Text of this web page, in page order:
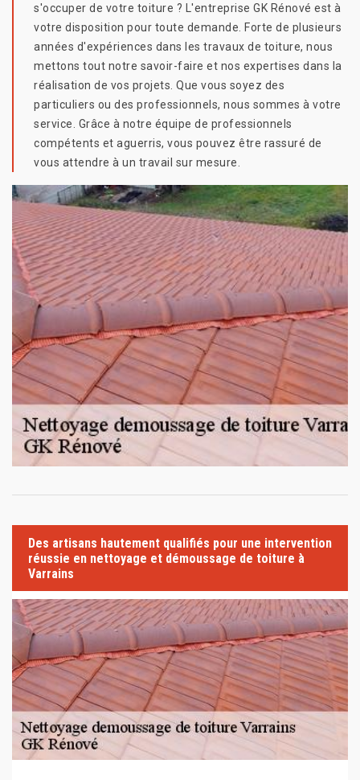
s'occuper de votre toiture ? L'entreprise GK Rénové est à
votre disposition pour toute demande. Forte de plusieurs
années d'expériences dans les travaux de toiture, nous
mettons tout notre savoir-faire et nos expertises dans la
réalisation de vos projets. Que vous soyez des
particuliers ou des professionnels, nous sommes à votre
service. Grâce à notre équipe de professionnels
compétents et aguerris, vous pouvez être rassuré de
vous attendre à un travail sur mesure.
Des artisans hautement qualifiés pour une intervention
réussie en nettoyage et démoussage de toiture à
Varrains